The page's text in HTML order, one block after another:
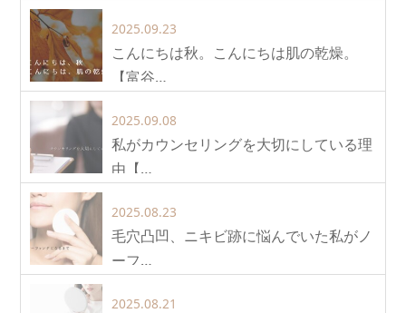
2025.09.23
こんにちは秋。こんにちは肌の乾燥。
【富谷…
2025.09.08
私がカウンセリングを大切にしている理
由【…
2025.08.23
毛穴凸凹、ニキビ跡に悩んでいた私がノ
ーフ…
2025.08.21